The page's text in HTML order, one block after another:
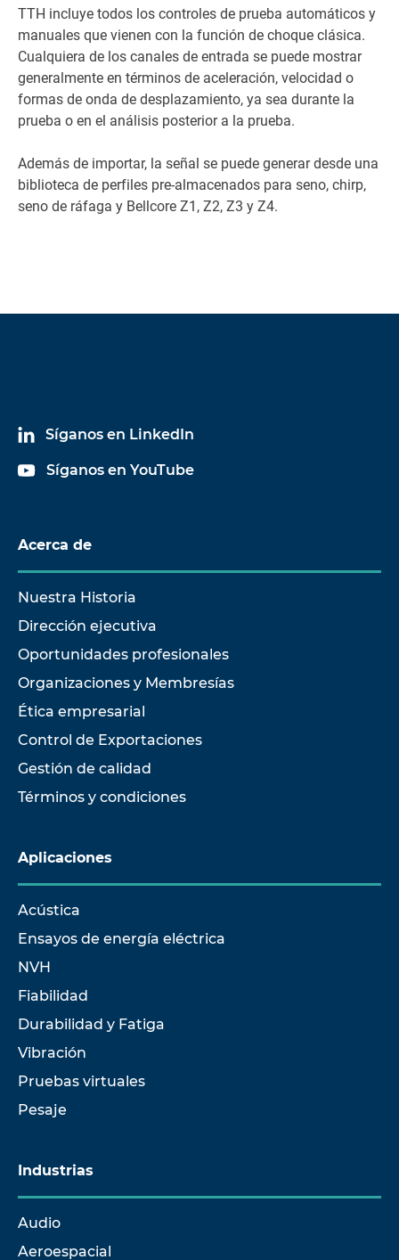
TTH incluye todos los controles de prueba automáticos y
manuales que vienen con la función de choque clásica.
Cualquiera de los canales de entrada se puede mostrar
generalmente en términos de aceleración, velocidad o
formas de onda de desplazamiento, ya sea durante la
prueba o en el análisis posterior a la prueba.
Además de importar, la señal se puede generar desde una
biblioteca de perfiles pre-almacenados para seno, chirp,
seno de ráfaga y Bellcore Z1, Z2, Z3 y Z4.
Síganos en LinkedIn
Síganos en YouTube
Acerca de
Nuestra Historia
Dirección ejecutiva
Oportunidades profesionales
Organizaciones y Membresías
Ética empresarial
Control de Exportaciones
Gestión de calidad
Términos y condiciones
Aplicaciones
Acústica
Ensayos de energía eléctrica
NVH
Fiabilidad
Durabilidad y Fatiga
Vibración
Pruebas virtuales
Pesaje
Industrias
Audio
Aeroespacial